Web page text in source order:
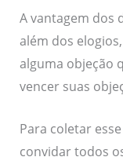
A vantagem dos
além dos
alguma objeção
vencer suas
Para coletar
convidar todos